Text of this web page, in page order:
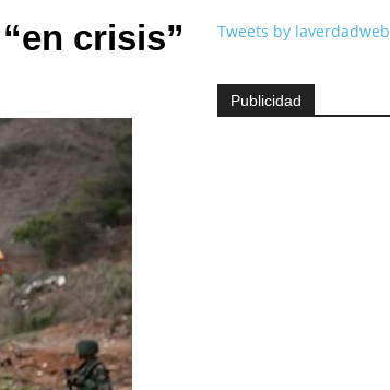
crisis”
Tweets by laverdadweb
Publicidad